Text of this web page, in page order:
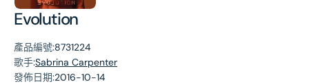
Evolution
產品編號:8731224
歌手:Sabrina Carpenter
發佈日期:2016-10-14